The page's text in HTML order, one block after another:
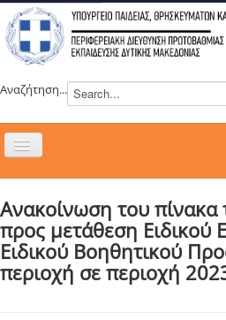
Αναζήτηση...
Εναλλαγή
ΝΕΑ
ΣΥΜΒΟΥΛΙΑ
ΕΥΡΩΠΑΪΚΑ ΠΡΟΓΡΑΜΜΑΤΑ
Ανακοίνωση του πίνακα
προς μετάθεση Ειδικού
Ειδικού Βοηθητικού
περιοχή σε περιοχή